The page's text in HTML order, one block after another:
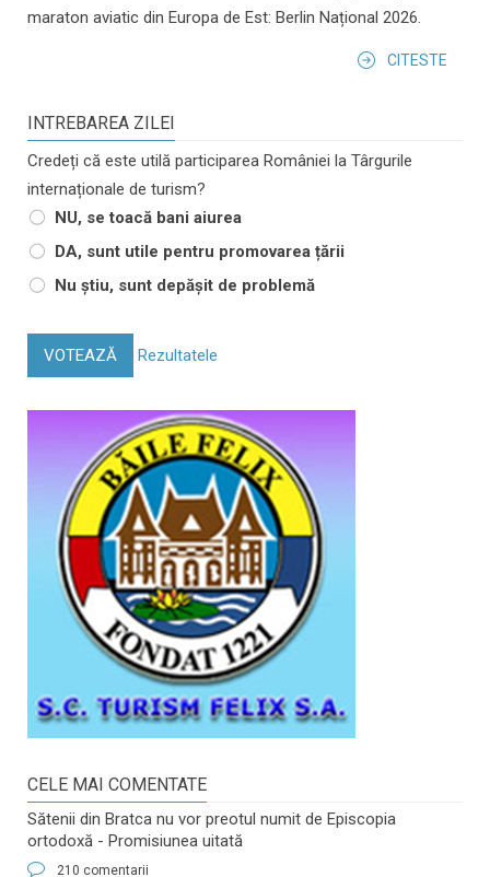
maraton aviatic din Europa de Est: Berlin Național 2026.
CITESTE
INTREBAREA ZILEI
Credeți că este utilă participarea României la Târgurile
internaționale de turism?
NU, se toacă bani aiurea
DA, sunt utile pentru promovarea țării
Nu știu, sunt depășit de problemă
VOTEAZĂ Rezultatele
CELE MAI COMENTATE
Sătenii din Bratca nu vor preotul numit de Episcopia
ortodoxă - Promisiunea uitată
210 comentarii